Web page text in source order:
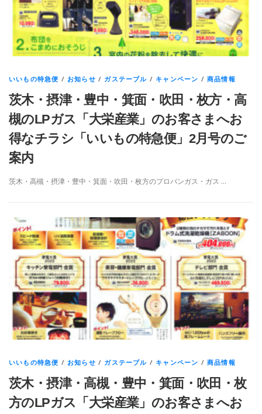
いいもの特急便 /お知らせ / ガステーブル / キャンペーン /商品情報
茨木・摂津・豊中・箕面・吹田・枚方・高
槻のLPガス「大栄産業」のお客さまへお
得なチラシ「いいもの特急便」2月号のご
案内
茨木・高槻・摂津・豊中・箕面・吹田・枚方のプロパンガス・ガス …
いいもの特急便 / お知らせ / ガステーブル / キャンペーン /商品情報
茨木・摂津・高槻・豊中・箕面・吹田・枚
方のLPガス「大栄産業」のお客さまへお